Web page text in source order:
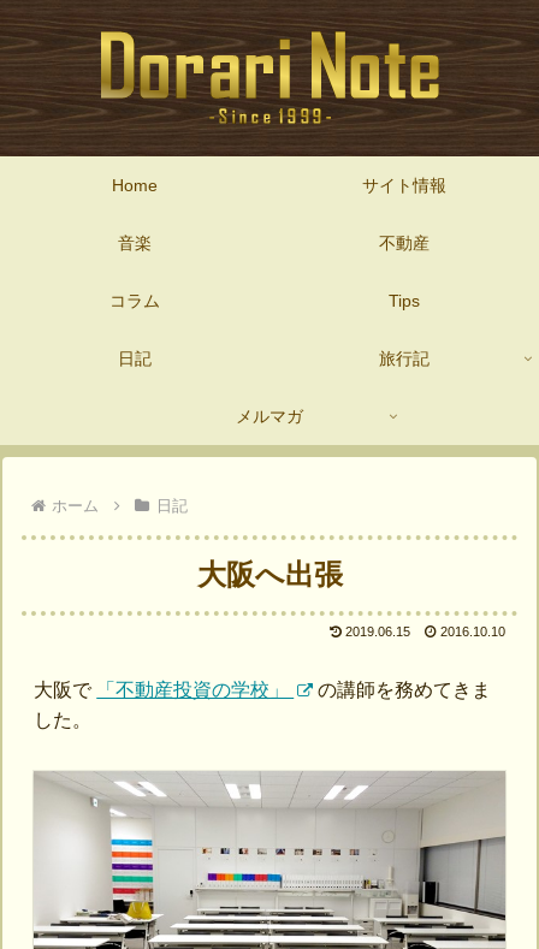
Home サイト情報
音楽 不動産
コラム Tips
日記 旅行記
メルマガ
ホーム 日記
大阪へ出張
2019.06.15 2016.10.10
大阪で 「不動産投資の学校」
の講師を務めてきま
した。